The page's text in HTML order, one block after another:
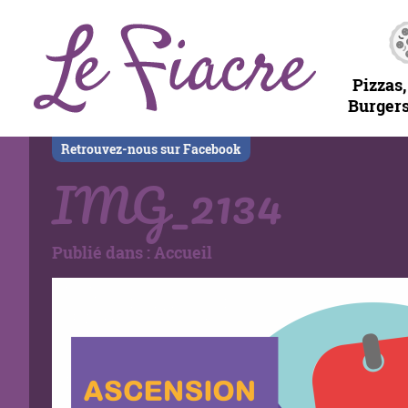
Retrouvez-nous sur Facebook
IMG_2134
Publié dans : Accueil